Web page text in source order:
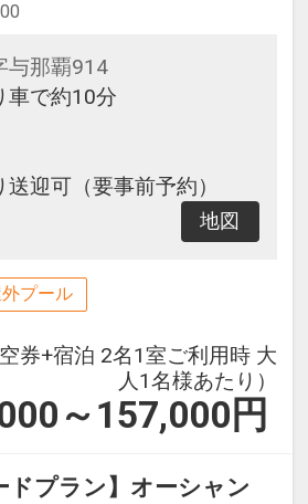
与那覇914
車で約10分
送迎可（要事前予約）
地図
プール
空券+宿泊 2名1室ご利用時 大
人1名様あたり）
～157,000 円
ドプラン】オーシャン